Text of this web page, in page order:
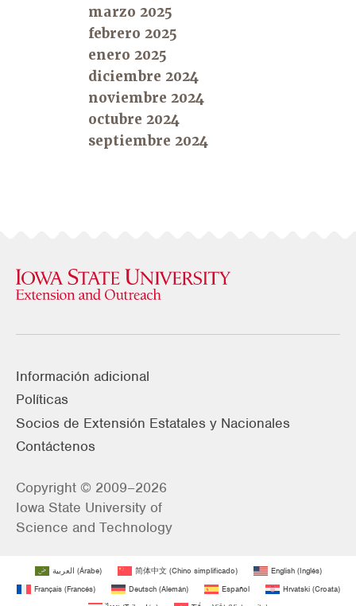
marzo 2025
febrero 2025
enero 2025
diciembre 2024
noviembre 2024
octubre 2024
septiembre 2024
Información adicional
Políticas
Socios de Extensión Estatales y Nacionales
Contáctenos
Copyright © 2009–2026
Iowa State University of
Science and Technology
العربية (Árabe) 简体中文(Chino simplificado) English(Inglés)
Français(Francés) Deutsch(Alemán) Español Hrvatski(Croata)